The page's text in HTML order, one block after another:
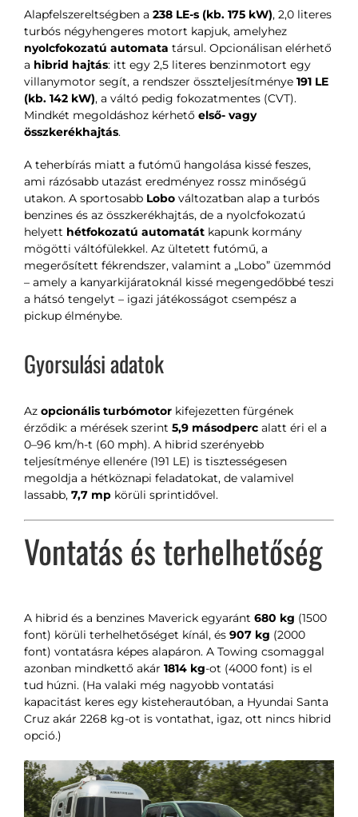
Alapfelszereltségben a 238 LE-s (kb. 175 kW), 2,0 literes
turbós négyhengeres motort kapjuk, amelyhez
nyolcfokozatú automata társul. Opcionálisan elérhető
a hibrid hajtás: itt egy 2,5 literes benzinmotort egy
villanymotor segít, a rendszer összteljesítménye 191 LE
(kb. 142 kW), a váltó pedig fokozatmentes (CVT).
Mindkét megoldáshoz kérhető első- vagy
összkerékhajtás.
A teherbírás miatt a futómű hangolása kissé feszes,
ami rázósabb utazást eredményez rossz minőségű
utakon. A sportosabb Lobováltozatban alap a turbós
benzines és az összkerékhajtás, de a nyolcfokozatú
helyett hétfokozatú automatátkapunk kormány
mögötti váltófülekkel. Az ültetett futómű, a
megerősített fékrendszer, valamint a „Lobo” üzemmód
– amely a kanyarkijáratoknál kissé megengedőbbé teszi
a hátsó tengelyt – igazi játékosságot csempész a
pickup élménybe.
Gyorsulási adatok
Az opcionális turbómotorkifejezetten fürgének
érződik: a mérések szerint 5,9 másodpercalatt éri el a
0–96 km/h-t (60 mph). A hibrid szerényebb
teljesítménye ellenére (191 LE) is tisztességesen
megoldja a hétköznapi feladatokat, de valamivel
lassabb, 7,7 mpkörüli sprintidővel.
Vontatás és terhelhetőség
A hibrid és a benzines Maverick egyaránt 680 kg (1500
font) körüli terhelhetőséget kínál, és 907 kg (2000
font) vontatásra képes alapáron. A Towing csomaggal
azonban mindkettő akár 1814 kg-ot (4000 font) is el
tud húzni. (Ha valaki még nagyobb vontatási
kapacitást keres egy kisteherautóban, a Hyundai Santa
Cruz akár 2268 kg-ot is vontathat, igaz, ott nincs hibrid
opció.)